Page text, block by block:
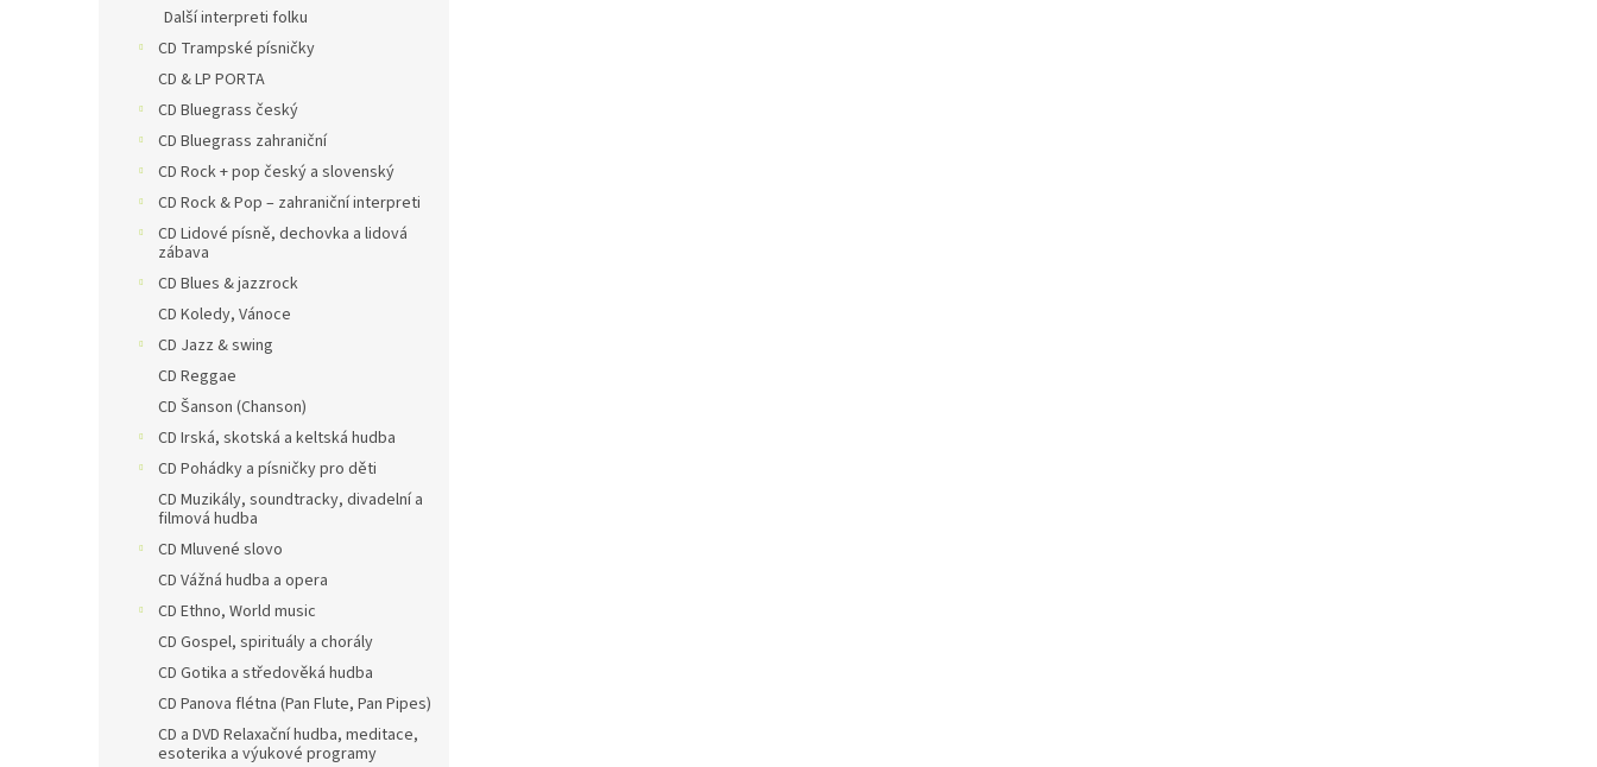
Další interpreti folku
CD Trampské písničky
CD & LP PORTA
CD Bluegrass český
CD Bluegrass zahraniční
CD Rock + pop český a slovenský
CD Rock & Pop – zahraniční interpreti
CD Lidové písně, dechovka a lidová
zábava
CD Blues & jazzrock
CD Koledy, Vánoce
CD Jazz & swing
CD Reggae
CD Šanson (Chanson)
CD Irská, skotská a keltská hudba
CD Pohádky a písničky pro děti
CD Muzikály, soundtracky, divadelní a
filmová hudba
CD Mluvené slovo
CD Vážná hudba a opera
CD Ethno, World music
CD Gospel, spirituály a chorály
CD Gotika a středověká hudba
CD Panova flétna (Pan Flute, Pan Pipes)
CD a DVD Relaxační hudba, meditace,
esoterika a výukové programy